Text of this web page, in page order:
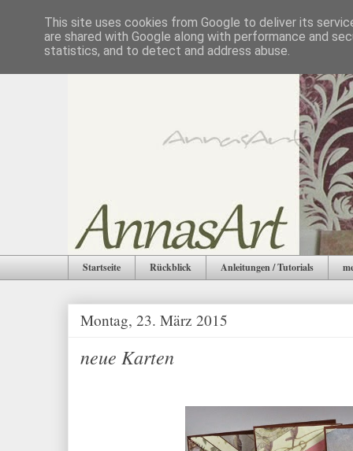
Startseite Rückblick Anleitungen / Tutorials
Montag, 23. März 2015
neue Karten
This site uses cookies from Google to deliver its
are shared with Google along with performance and
statistics, and to detect and address abuse.